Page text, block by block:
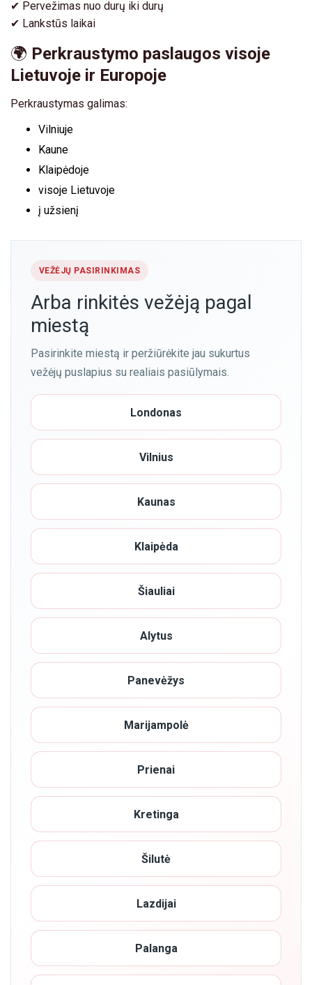
✔ Pervežimas nuo durų iki durų
✔ Lankstūs laikai
🌍 Perkraustymo paslaugos visoje
Lietuvoje ir Europoje
Perkraustymas galimas:
Vilniuje
Kaune
Klaipėdoje
visoje Lietuvoje
į užsienį
VEŽĖJŲ PASIRINKIMAS
Arba rinkitės vežėją pagal
miestą
Pasirinkite miestą ir peržiūrėkite jau sukurtus
vežėjų puslapius su realiais pasiūlymais.
Londonas
Vilnius
Kaunas
Klaipėda
Šiauliai
Alytus
Panevėžys
Marijampolė
Prienai
Kretinga
Šilutė
Lazdijai
Palanga